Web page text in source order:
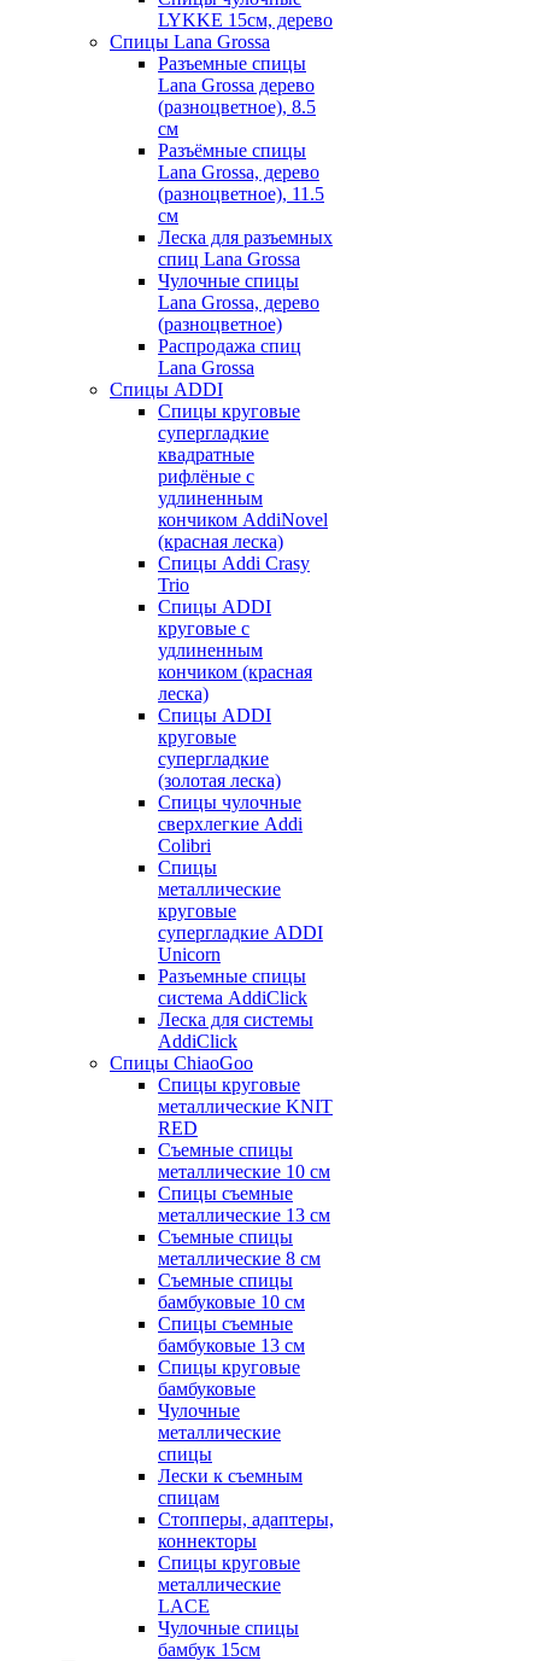
LYKKE 15см, дерево
Спицы Lana Grossa
Разъемные спицы
Lana Grossa дерево
(разноцветное), 8.5
см
Разъёмные спицы
Lana Grossa, дерево
(разноцветное), 11.5
см
Леска для разъемных
спиц Lana Grossa
Чулочные спицы
Lana Grossa, дерево
(разноцветное)
Распродажа спиц
Lana Grossa
Спицы ADDI
Спицы круговые
супергладкие
квадратные
рифлёные с
удлиненным
кончиком AddiNovel
(красная леска)
Спицы Addi Crasy
Trio
Спицы ADDI
круговые с
удлиненным
кончиком (красная
леска)
Спицы ADDI
круговые
супергладкие
(золотая леска)
Спицы чулочные
сверхлегкие Addi
Colibri
Спицы
металлические
круговые
супергладкие ADDI
Unicorn
Разъемные спицы
система AddiClick
Леска для системы
AddiClick
Спицы ChiaoGoo
Спицы круговые
металлические KNIT
RED
Съемные спицы
металлические 10 см
Спицы съемные
металлические 13 см
Съемные спицы
металлические 8 см
Съемные спицы
бамбуковые 10 см
Спицы съемные
бамбуковые 13 см
Спицы круговые
бамбуковые
Чулочные
металлические
спицы
Лески к съемным
спицам
Стопперы, адаптеры,
коннекторы
Спицы круговые
металлические
LACE
Чулочные спицы
бамбук 15см